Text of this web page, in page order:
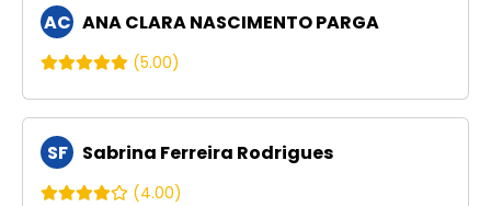
AC ANA CLARA NASCIMENTO PARGA
(5.00)
SF Sabrina Ferreira Rodrigues
(4.00)